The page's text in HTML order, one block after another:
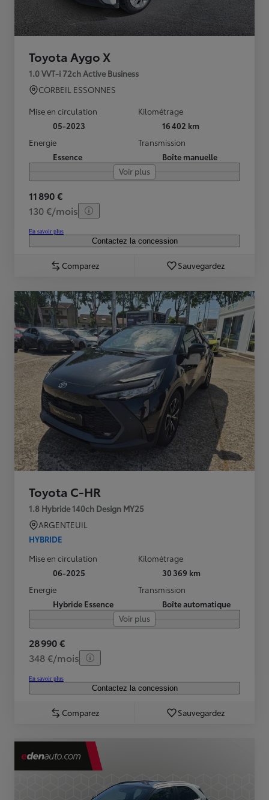
Toyota Aygo X
1.0 VVT-i 72ch Active Business
CORBEIL ESSONNES
Mise en circulation
05-2023
Kilométrage
16 402 km
Energie
Essence
Transmission
Boîte manuelle
Voir plus
11 890 €
130 €/mois
En savoir plus
Contactez la concession
Comparez Sauvegardez
Toyota C-HR
1.8 Hybride 140ch Design MY25
ARGENTEUIL
HYBRIDE
Mise en circulation
06-2025
Kilométrage
30 369 km
Energie
Hybride Essence
Transmission
Boîte automatique
Voir plus
28 990 €
348 €/mois
En savoir plus
Contactez la concession
Comparez Sauvegardez